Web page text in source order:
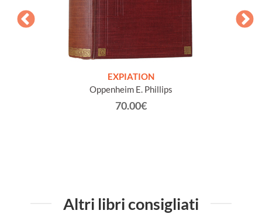
EXPIATION
Oppenheim E. Phillips
70.00€
Altri libri consigliati